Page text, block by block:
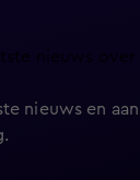
nieuws over
nieuws en
.